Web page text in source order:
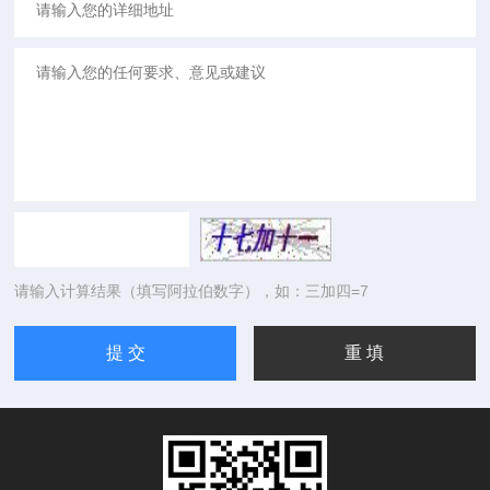
请输入计算结果（填写阿拉伯数字），如：三加四=7